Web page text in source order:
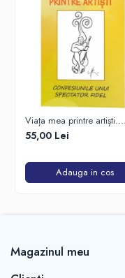
Viața mea printre artiști.
Confesiunile unui spectator
fidel
55,00 Lei
Adauga in cos
Magazinul meu